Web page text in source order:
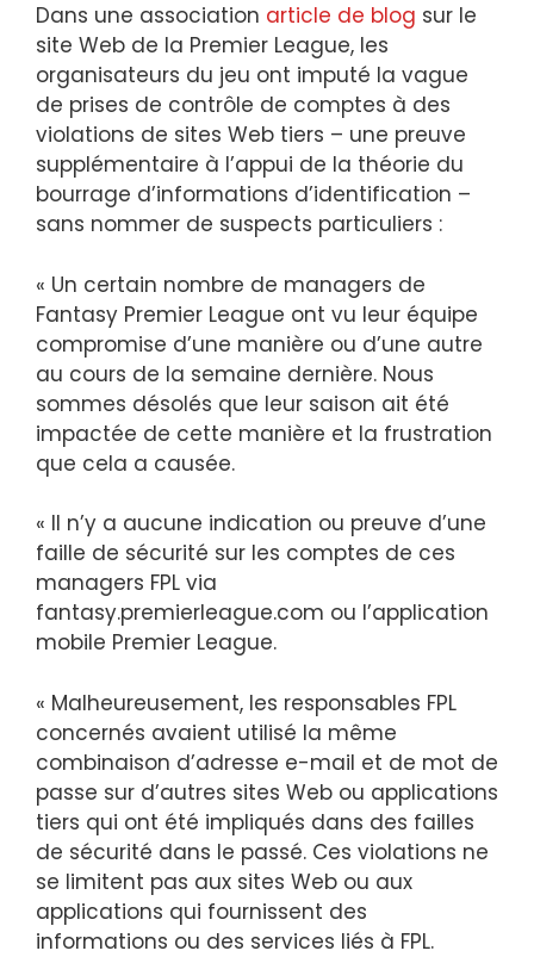
Dans une association article de blog sur le
site Web de la Premier League, les
organisateurs du jeu ont imputé la vague
de prises de contrôle de comptes à des
violations de sites Web tiers – une preuve
supplémentaire à l’appui de la théorie du
bourrage d’informations d’identification –
sans nommer de suspects particuliers :
« Un certain nombre de managers de
Fantasy Premier League ont vu leur équipe
compromise d’une manière ou d’une autre
au cours de la semaine dernière. Nous
sommes désolés que leur saison ait été
impactée de cette manière et la frustration
que cela a causée.
« Il n’y a aucune indication ou preuve d’une
faille de sécurité sur les comptes de ces
managers FPL via
fantasy.premierleague.com ou l’application
mobile Premier League.
« Malheureusement, les responsables FPL
concernés avaient utilisé la même
combinaison d’adresse e-mail et de mot de
passe sur d’autres sites Web ou applications
tiers qui ont été impliqués dans des failles
de sécurité dans le passé. Ces violations ne
se limitent pas aux sites Web ou aux
applications qui fournissent des
informations ou des services liés à FPL.